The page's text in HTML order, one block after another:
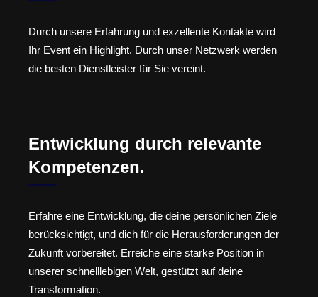
Durch unsere Erfahrung und exzellente Kontakte wird
Ihr Event ein Highlight. Durch unser Netzwerk werden
die besten Dienstleister für Sie vereint.
Entwicklung durch relevante
Kompetenzen.
Erfahre eine Entwicklung, die deine persönlichen Ziele
berücksichtigt, und dich für die Herausforderungen der
Zukunft vorbereitet. Erreiche eine starke Position in
unserer schnelllebigen Welt, gestützt auf deine
Transformation.